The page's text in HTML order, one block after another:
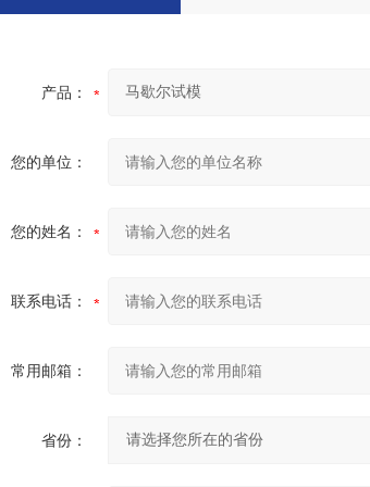
产品：
您的单位：
您的姓名：
联系电话：
常用邮箱：
省份：